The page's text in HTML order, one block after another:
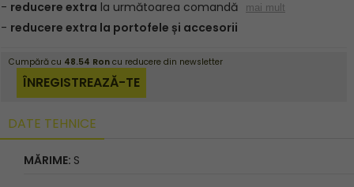
DATE TEHNICE
MĂRIME: S